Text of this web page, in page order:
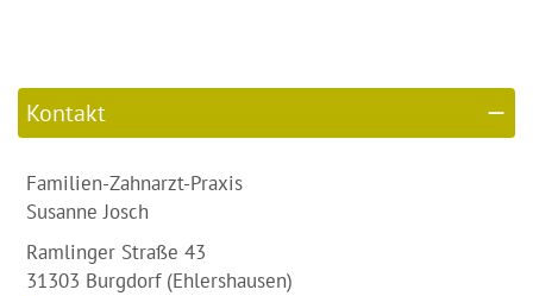
Kontakt
Familien-Zahnarzt-Praxis
Susanne Josch
Ramlinger Straße 43
31303 Burgdorf (Ehlershausen)